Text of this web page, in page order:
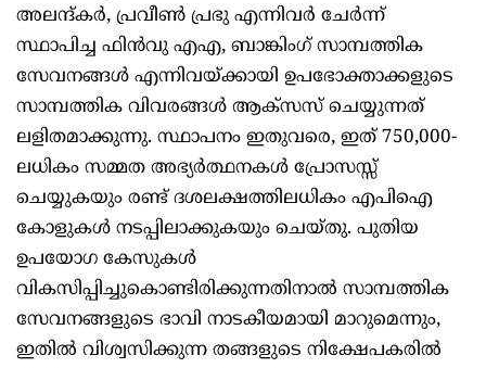
അലന്ദ്കർ, പ്രവീൺ പ്രഭു എന്നിവർ ചേർന്ന്
സ്ഥാപിച്ച ഫിൻവു എഎ, ബാങ്കിംഗ് സാമ്പത്തിക
സേവനങ്ങൾ എന്നിവയ്ക്കായി ഉപഭോക്താക്കളുടെ
സാമ്പത്തിക വിവരങ്ങൾ ആക്സസ് ചെയ്യുന്നത്
ലളിതമാക്കുന്നു. സ്ഥാപനം ഇതുവരെ, ഇത് 750,000-
ലധികം സമ്മത അഭ്യർത്ഥനകൾ പ്രോസസ്സ്
ചെയ്യുകയും രണ്ട് ദശലക്ഷത്തിലധികം എപിഐ
കോളുകൾ നടപ്പിലാക്കുകയും ചെയ്തു. പുതിയ
ഉപയോഗ കേസുകൾ
വികസിപ്പിച്ചുകൊണ്ടിരിക്കുന്നതിനാൽ സാമ്പത്തിക
സേവനങ്ങളുടെ ഭാവി നാടകീയമായി മാറുമെന്നും,
ഇതിൽ വിശ്വസിക്കുന്ന തങ്ങളുടെ നിക്ഷേപകരിൽ